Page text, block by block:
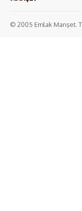
© 2005 Emlak Manşet.